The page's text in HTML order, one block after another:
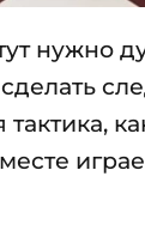
нужно